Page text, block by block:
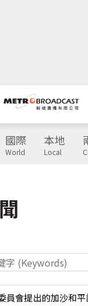
國際
World
本地
Local
員會提出的加沙和平